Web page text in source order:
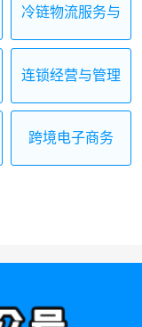
冷链物流服务与
连锁经营与管理
跨境电子商务